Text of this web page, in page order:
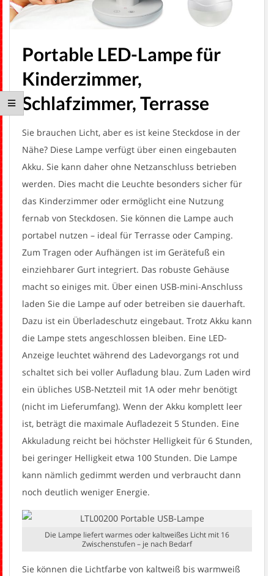
Portable LED-Lampe für
Kinderzimmer,
Schlafzimmer, Terrasse
Sie brauchen Licht, aber es ist keine Steckdose in der
Nähe? Diese Lampe verfügt über einen eingebauten
Akku. Sie kann daher ohne Netzanschluss betrieben
werden. Dies macht die Leuchte besonders sicher für
das Kinderzimmer oder ermöglicht eine Nutzung
fernab von Steckdosen. Sie können die Lampe auch
portabel nutzen – ideal für Terrasse oder Camping.
Zum Tragen oder Aufhängen ist im Gerätefuß ein
einziehbarer Gurt integriert. Das robuste Gehäuse
macht so einiges mit. Über einen USB-mini-Anschluss
laden Sie die Lampe auf oder betreiben sie dauerhaft.
Dazu ist ein Überladeschutz eingebaut. Trotz Akku kann
die Lampe stets angeschlossen bleiben. Eine LED-
Anzeige leuchtet während des Ladevorgangs rot und
schaltet sich bei voller Aufladung blau. Zum Laden wird
ein übliches USB-Netzteil mit 1A oder mehr benötigt
(nicht im Lieferumfang). Wenn der Akku komplett leer
ist, beträgt die maximale Aufladezeit 5 Stunden. Eine
Akkuladung reicht bei höchster Helligkeit für 6 Stunden,
bei geringer Helligkeit etwa 100 Stunden. Die Lampe
kann nämlich gedimmt werden und verbraucht dann
noch deutlich weniger Energie.
Die Lampe liefert warmes oder kaltweißes Licht mit 16
Zwischenstufen – je nach Bedarf
Sie können die Lichtfarbe von kaltweiß bis warmweiß